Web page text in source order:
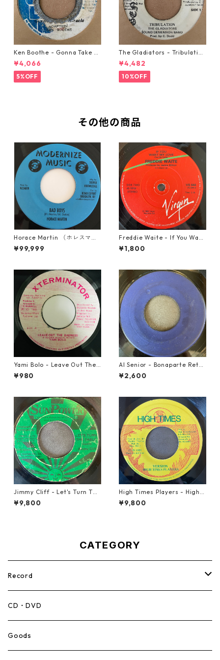
Ken Boothe - Gonna Take A
Miracle【7-21362】
¥4,066
5%OFF
The Gladiators - Tribulation
【7-21365】
¥4,482
10%OFF
その他の商品
Horace Martin （ホレスマー
ティン） - Bad Boys【7'】
¥99,999
Freddie Waite - If You Want
My Love【7-21943】
¥1,800
Yami Bolo - Leave Out The
Badness 【7-10916】
¥980
Al Senior - Bonaparte Retre
at【7-21861】
¥2,600
Jimmy Cliff - Let's Turn The
Table【7-21999】
¥9,800
High Times Players - High T
imes Theme【7-21926】
¥9,800
CATEGORY
Record
Mento,Calypso,Ballad
Ska
CD・DVD
Goods